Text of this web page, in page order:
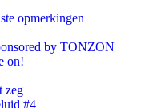
opmerkingen
by TONZON
on!
zeg
#4